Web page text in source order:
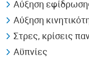
Αύξηση
Αύξηση
Στρες, κρίσεις
Αϋπνίες